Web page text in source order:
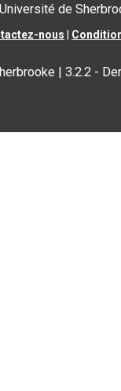
de
nous
|3.2.2 -